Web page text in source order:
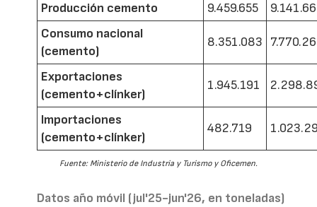
Producción cemento 9.459.655
Consumo nacional
(cemento)
8.351.083
Exportaciones
(cemento+clínker)
1.945.191
Importaciones
(cemento+clínker)
482.719
Fuente: Ministerio de Industria y Turismo y Oficemen.
Datos año móvil (jul'25-jun'26, en toneladas)